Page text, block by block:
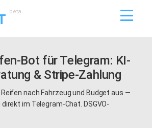
beta
Bot für Telegram: KI-
& Stripe-Zahlung
nach Fahrzeug und Budget aus —
im Telegram-Chat. DSGVO-